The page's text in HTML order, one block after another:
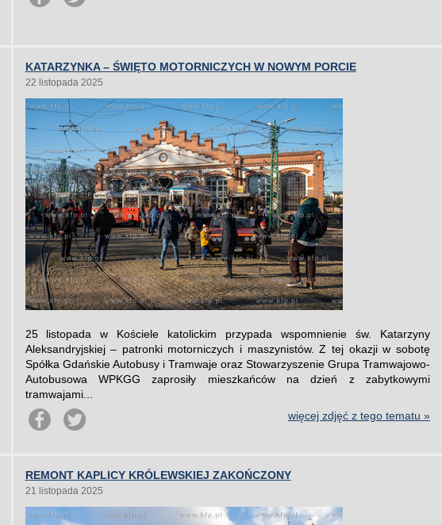
KATARZYNKA – ŚWIĘTO MOTORNICZYCH W NOWYM PORCIE
22 listopada 2025
25 listopada w Kościele katolickim przypada wspomnienie św. Katarzyny
Aleksandryjskiej – patronki motorniczych i maszynistów. Z tej okazji w sobotę
Spółka Gdańskie Autobusy i Tramwaje oraz Stowarzyszenie Grupa Tramwajowo-
Autobusowa WPKGG zaprosiły mieszkańców na dzień z zabytkowymi
tramwajami...
więcej zdjęć z tego tematu »
REMONT KAPLICY KRÓLEWSKIEJ ZAKOŃCZONY
21 listopada 2025